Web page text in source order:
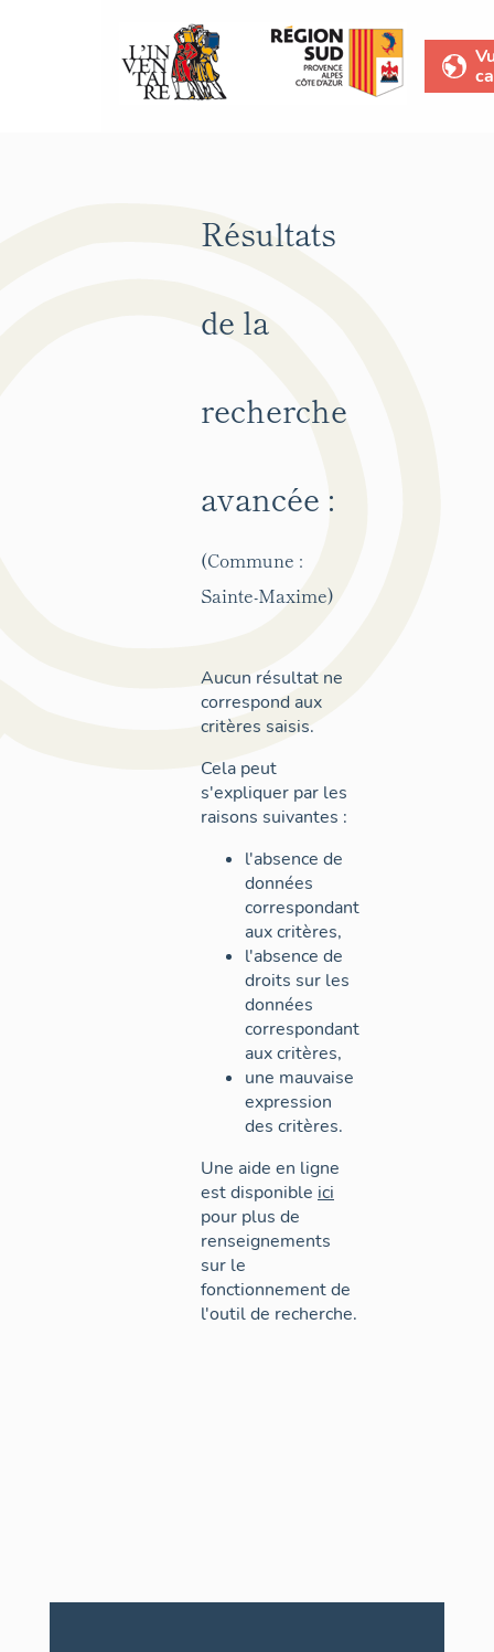
Résultats
de la
recherche
avancée :
(Commune :
Sainte-Maxime)
Aucun résultat ne
correspond aux
critères saisis.
Cela peut
s'expliquer par les
raisons suivantes :
l'absence de
données
correspondant
aux critères,
l'absence de
droits sur les
données
correspondant
aux critères,
une mauvaise
expression
des critères.
Une aide en ligne
est disponible ici
pour plus de
renseignements
sur le
fonctionnement de
l'outil de recherche.